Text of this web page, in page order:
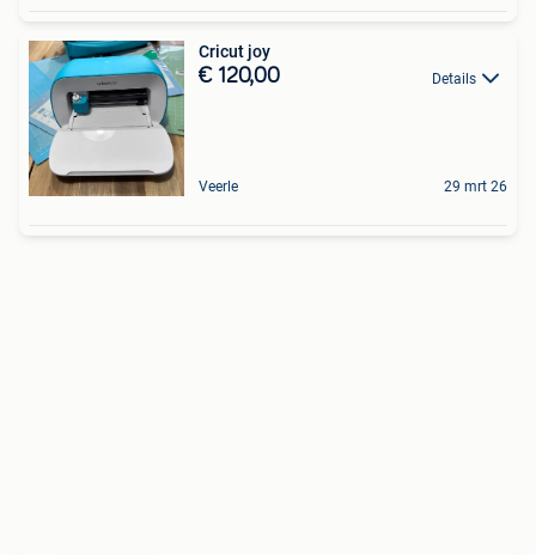
Cricut joy
€ 120,00 Details
Veerle 29 mrt 26